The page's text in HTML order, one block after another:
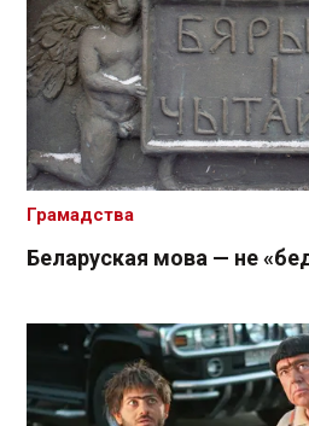
Беларуская мова — не
Грамадства